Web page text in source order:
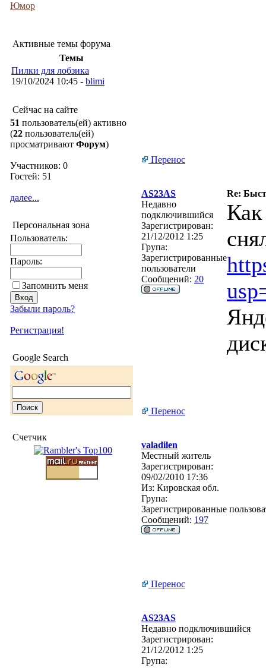
Юмор
Активные темы форума
Темы
Пилки для лобзика
19/10/2024 10:45 - blimi
Сейчас на сайте
51 пользователь(ей) активно
(22 пользователь(ей)
просматривают Форум)
Участников: 0
Гостей: 51
далее...
Персональная зона
Пользователь:
Пароль:
Запомнить меня
Забыли пароль?
Регистрация!
Google Search
Счетчик
Перенос
AS23AS
Re:
Недавно
подключившийся
Зарегистрирован:
21/12/2012 1:25
Група:
Зарегистрированные
пользователи
Сообщений: 20
Перенос
valadilen
Местный житель
Зарегистрирован:
09/02/2010 17:36
Из: Кировская обл.
Група:
Зарегистрированные
Сообщений: 197
Перенос
AS23AS
Недавно подключившийся
Зарегистрирован:
21/12/2012 1:25
Група: